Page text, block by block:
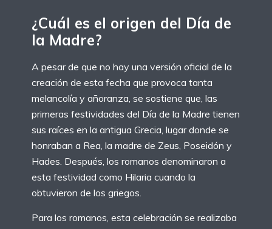
¿Cuál es el origen del Día de
la Madre?
A pesar de que no hay una versión oficial de la
creación de esta fecha que provoca tanta
melancolía y añoranza, se sostiene que, las
primeras festividades del Día de la Madre tienen
sus raíces en la antigua Grecia, lugar donde se
honraban a Rea, la madre de Zeus, Poseidón y
Hades. Después, los romanos denominaron a
esta festividad como Hilaria cuando la
obtuvieron de los griegos.
Para los romanos, esta celebración se realizaba